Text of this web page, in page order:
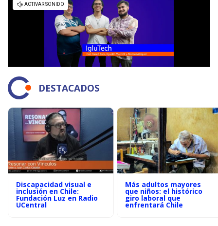
DESTACADOS
Discapacidad visual e
inclusión en Chile:
Fundación Luz en Radio
UCentral
Más adultos mayores
que niños: el histórico
giro laboral que
enfrentará Chile